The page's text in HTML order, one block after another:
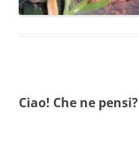
Ciao! Che ne pensi?